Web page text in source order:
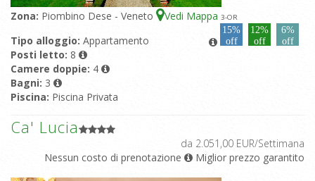
Zona: Piombino Dese - Veneto Vedi Mappa 3-OR
15%
off
12%
off
6%
off
Tipo alloggio: Appartamento
Posti letto: 8
Camere doppie: 4
Bagni: 3
Piscina: Piscina Privata
Ca' Lucia
da 2.051,00 EUR/Settimana
Nessun costo di prenotazione
Miglior prezzo garantito